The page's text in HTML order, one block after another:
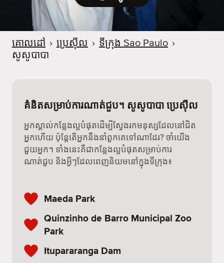
គោលដៅ › ប្រេស៊ីល › ទីក្រុង Sao Paulo ›
សូសូបាបា
គំនិតសម្រាប់ការណាត់ជួប។ សូសូបាបា ប្រេស៊ីល
អ្នកស្គាល់កន្លែងល្អបំផុតដើម្បីស្វែងរកមនុស្សដែលនៅជិត
អ្នកហើយ ប៉ុន្តែតើអ្នកនឹងនាំពួកគេទៅណាដែរ? ចាំយើង
ជួយអ្នក។ ទាំងនេះគឺជាកន្លែងល្អបំផុតសម្រាប់ការ
ណាត់ជួប និងអ្វីៗដែលពេញនិយមនៅក្នុងទីក្រុង៖
Maeda Park
Quinzinho de Barro Municipal Zoo
Park
Itupararanga Dam